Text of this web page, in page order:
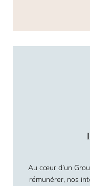
Au cœur d’un
rémunérer, nos